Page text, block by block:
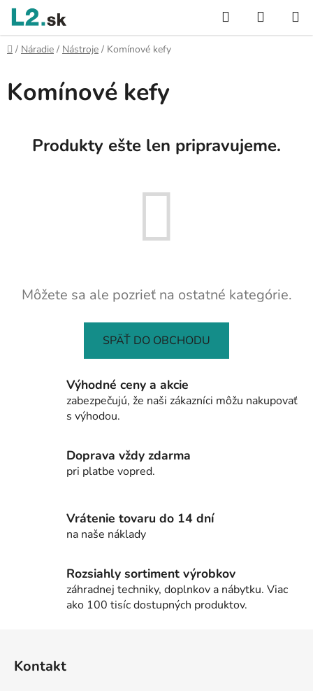
Prejsť
obsah
Hľadať
KOŠÍK
Domov
/ Náradie / Nástroje / Komínové kefy
Komínové kefy
Produkty ešte len pripravujeme.
Môžete sa ale pozrieť na ostatné kategórie.
SPÄŤ DO OBCHODU
Výhodné ceny a akcie
zabezpečujú, že naši zákazníci môžu nakupovať
s výhodou.
Doprava vždy zdarma
pri platbe vopred.
Vrátenie tovaru do 14 dní
na naše náklady
Rozsiahly sortiment výrobkov
záhradnej techniky, doplnkov a nábytku. Viac
ako 100 tisíc dostupných produktov.
Kontakt